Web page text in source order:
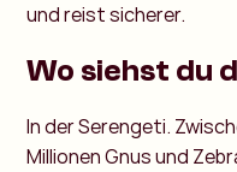
und reist sicherer.
Wo siehst du
In der Serengeti.
Millionen Gnus und